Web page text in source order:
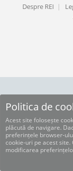
Despre REI |
Politica de
Acest site folosește
plăcută de navigare.
preferințele browser-
cookie-uri pe acest
modificarea